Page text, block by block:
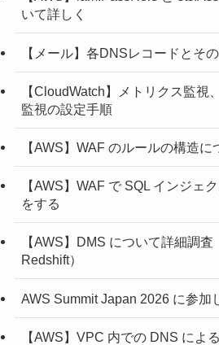
いて詳しく
【メール】各DNSレコードとそ
【CloudWatch】メトリクス監視
監視の設定手順
【AWS】WAF のルールの構造に
【AWS】WAF で SQL インジェ
をする
【AWS】DMS について詳細調
Redshift）
AWS Summit Japan 2026 に参加
【AWS】VPC 内での DNS によ